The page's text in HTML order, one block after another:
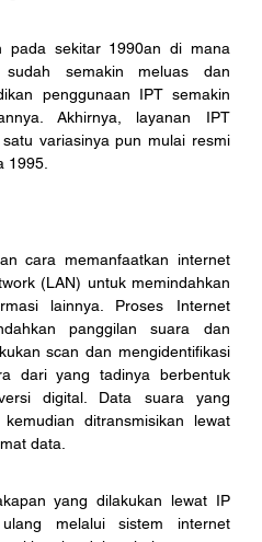
pada sekitar 1990an di mana
sudah semakin meluas dan
penggunaan IPT semakin
Akhirnya, layanan IPT
variasinya pun mulai resmi
1995.
cara memanfaatkan internet
(LAN) untuk memindahkan
lainnya. Proses Internet
panggilan suara dan
scan dan mengidentifikasi
dari yang tadinya berbentuk
digital. Data suara yang
ditransmisikan lewat
data.
yang dilakukan lewat IP
ulang melalui sistem internet